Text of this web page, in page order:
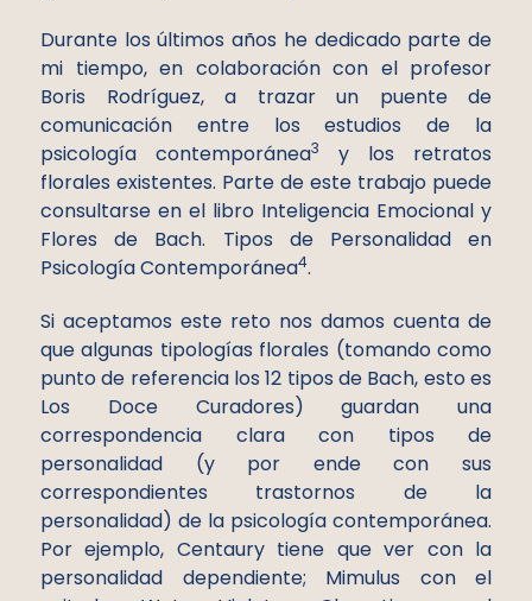
Durante los últimos años he dedicado parte de
mi tiempo, en colaboración con el profesor
Boris Rodríguez, a trazar un puente de
comunicación entre los estudios de la
psicología contemporánea3
y los retratos
florales existentes. Parte de este trabajo puede
consultarse en el libro Inteligencia Emocional y
Flores de Bach. Tipos de Personalidad en
Psicología Contemporánea4.
Si aceptamos este reto nos damos cuenta de
que algunas tipologías florales (tomando como
punto de referencia los 12 tipos de Bach, esto es
Los Doce Curadores) guardan una
correspondencia clara con tipos de
personalidad (y por ende con sus
correspondientes trastornos de la
personalidad) de la psicología contemporánea.
Por ejemplo, Centaury tiene que ver con la
personalidad dependiente; Mimulus con el